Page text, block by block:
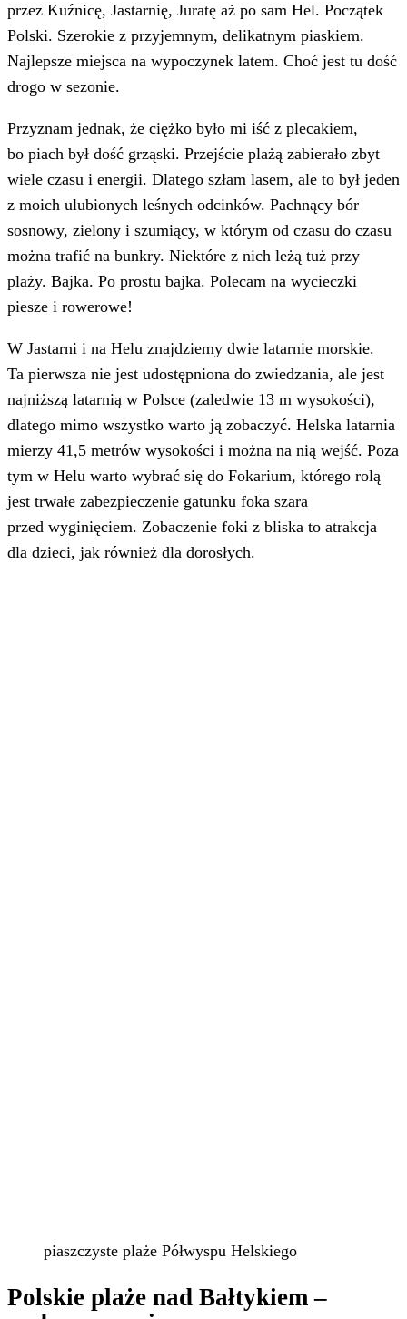
przez Kuźnicę, Jastarnię, Juratę aż po sam Hel. Początek
Polski. Szerokie z przyjemnym, delikatnym piaskiem.
Najlepsze miejsca na wypoczynek latem. Choć jest tu dość
drogo w sezonie.
Przyznam jednak, że ciężko było mi iść z plecakiem,
bo piach był dość grząski. Przejście plażą zabierało zbyt
wiele czasu i energii. Dlatego szłam lasem, ale to był jeden
z moich ulubionych leśnych odcinków. Pachnący bór
sosnowy, zielony i szumiący, w którym od czasu do czasu
można trafić na bunkry. Niektóre z nich leżą tuż przy
plaży. Bajka. Po prostu bajka. Polecam na wycieczki
piesze i rowerowe!
W Jastarni i na Helu znajdziemy dwie latarnie morskie.
Ta pierwsza nie jest udostępniona do zwiedzania, ale jest
najniższą latarnią w Polsce (zaledwie 13 m wysokości),
dlatego mimo wszystko warto ją zobaczyć. Helska latarnia
mierzy 41,5 metrów wysokości i można na nią wejść. Poza
tym w Helu warto wybrać się do Fokarium, którego rolą
jest trwałe zabezpieczenie gatunku foka szara
przed wyginięciem. Zobaczenie foki z bliska to atrakcja
dla dzieci, jak również dla dorosłych.
piaszczyste plaże Półwyspu Helskiego
Polskie plaże nad Bałtykiem –